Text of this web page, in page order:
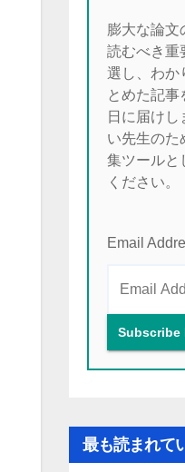
膨大な論文
読むべき重
選し、わか
とめた記事
日に届けし
い先生のた
集ツールと
ください。
Email
最も読まれて